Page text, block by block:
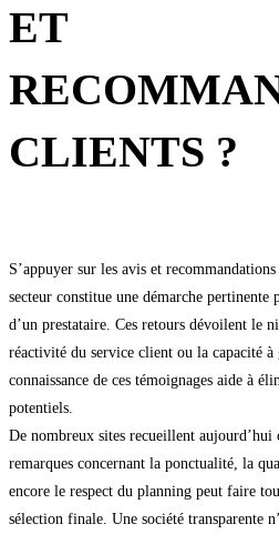
ET
CLIENTS ?
S’appuyer sur les avis et
secteur constitue une démarche
d’un prestataire. Ces retours dévoilent le
réactivité du service client ou la capacité à
connaissance de ces témoignages aide à
potentiels.
De nombreux sites recueillent aujourd’hui
remarques concernant la ponctualité, la
encore le respect du planning peut faire
sélection finale. Une société transparente